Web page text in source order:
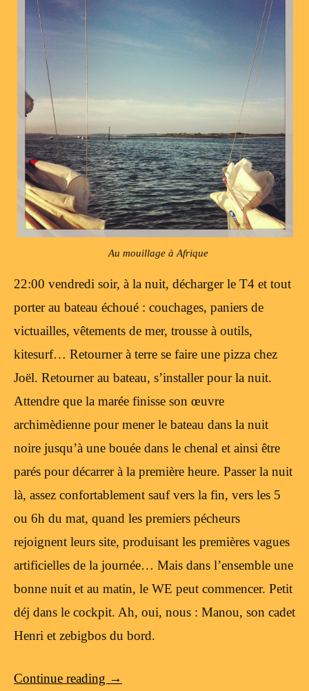
Au mouillage à Afrique
22:00 vendredi soir, à la nuit, décharger le T4 et tout
porter au bateau échoué : couchages, paniers de
victuailles, vêtements de mer, trousse à outils,
kitesurf… Retourner à terre se faire une pizza chez
Joël. Retourner au bateau, s’installer pour la nuit.
Attendre que la marée finisse son œuvre
archimèdienne pour mener le bateau dans la nuit
noire jusqu’à une bouée dans le chenal et ainsi être
parés pour décarrer à la première heure. Passer la nuit
là, assez confortablement sauf vers la fin, vers les 5
ou 6h du mat, quand les premiers pécheurs
rejoignent leurs site, produisant les premières vagues
artificielles de la journée… Mais dans l’ensemble une
bonne nuit et au matin, le WE peut commencer. Petit
déj dans le cockpit. Ah, oui, nous : Manou, son cadet
Henri et zebigbos du bord.
Continue reading →